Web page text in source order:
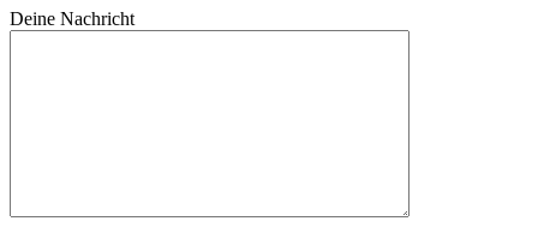
Deine Nachricht